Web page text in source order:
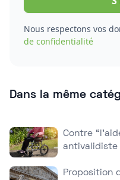
Nous respectons vos
de confidentialité
Dans la même
Contre
antivalidiste
Proposition